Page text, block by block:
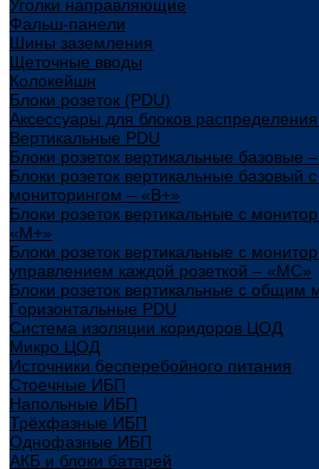
Уголки направляющие
Фальш-панели
Шины заземления
Щеточные вводы
Колокейшн
Блоки розеток (PDU)
Аксессуары для блоков
Вертикальные PDU
Блоки розеток вертикальные базовые
Блоки розеток вертикальные базовый
мониторингом – «В+»
Блоки розеток вертикальные с
«М+»
Блоки розеток вертикальные с
управлением каждой розеткой – «МС»
Блоки розеток вертикальные с общим
Горизонтальные PDU
Система изоляции коридоров ЦОД
Микро ЦОД
Источники бесперебойного питания
Стоечные ИБП
Напольные ИБП
Трёхфазные ИБП
Однофазные ИБП
АКБ и блоки батарей